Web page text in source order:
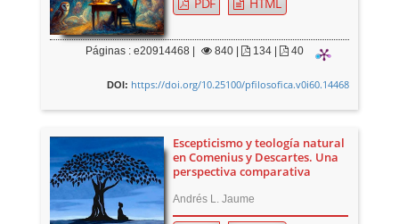
Páginas : e20914468 | 840 134 | 40
DOI: https://doi.org/10.25100/pfilosofica.v0i60.14468
Escepticismo y teología natural
en Comenius y Descartes. Una
perspectiva comparativa
Andrés L. Jaume